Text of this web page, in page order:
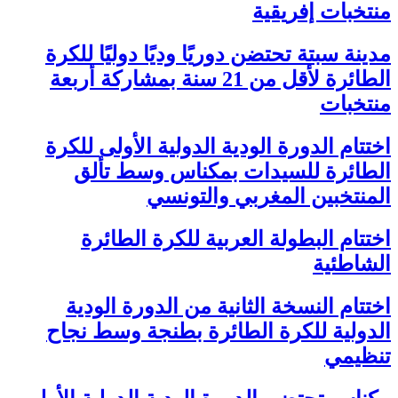
منتخبات إفريقية
مدينة سبتة تحتضن دوريًا وديًا دوليًا للكرة
الطائرة لأقل من 21 سنة بمشاركة أربعة
منتخبات
اختتام الدورة الودية الدولية الأولى للكرة
الطائرة للسيدات بمكناس وسط تألق
المنتخبين المغربي والتونسي
اختتام البطولة العربية للكرة الطائرة
الشاطئية
اختتام النسخة الثانية من الدورة الودية
الدولية للكرة الطائرة بطنجة وسط نجاح
تنظيمي